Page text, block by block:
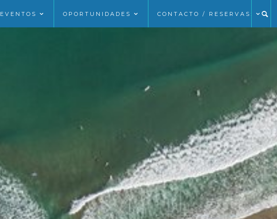
EVENTOS OPORTUNIDADES CONTACTO / RESERVAS: